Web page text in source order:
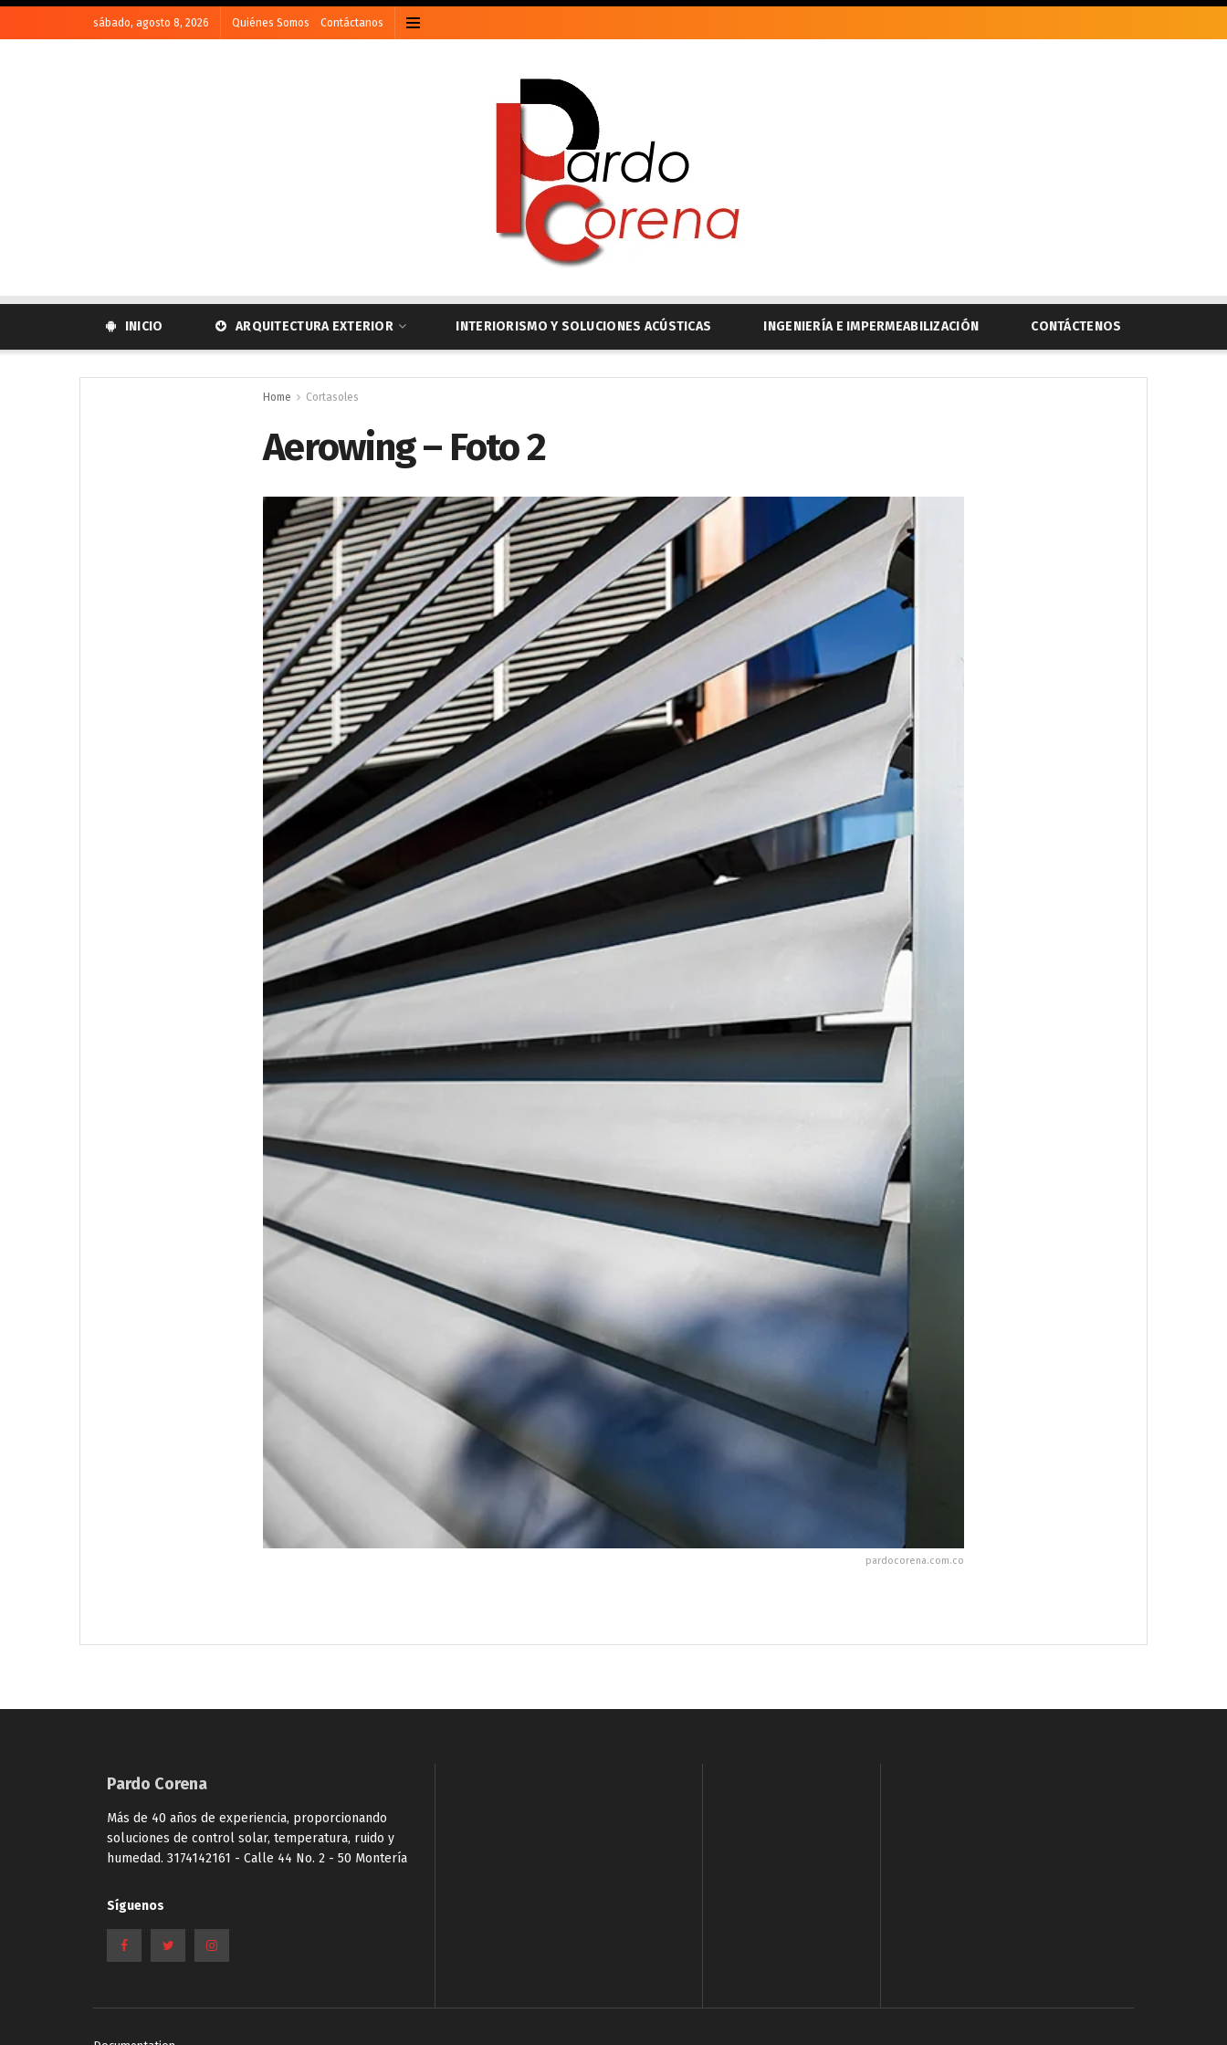
sábado, agosto 8, 2026 Quiénes Somos Contáctanos
INICIO ARQUITECTURA EXTERIOR INTERIORISMO Y SOLUCIONES ACÚSTICAS INGENIERÍA E IMPERMEABILIZACIÓN CONTÁCTENOS
Home Cortasoles
Aerowing – Foto 2
pardocorena.com.co
Pardo Corena
Más de 40 años de experiencia, proporcionando
soluciones de control solar, temperatura, ruido y
humedad. 3174142161 - Calle 44 No. 2 - 50 Montería
Síguenos